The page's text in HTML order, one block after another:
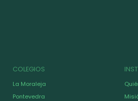
COLEGIOS
La Moraleja
Pontevedra